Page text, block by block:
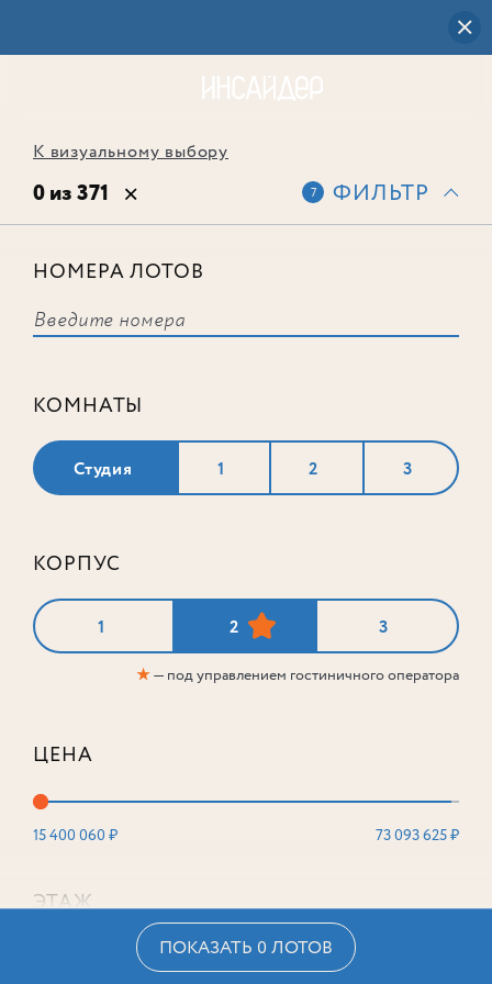
К визуальному выбору
0 из 371 7 ФИЛЬТР
НОМЕРА ЛОТОВ
КОМНАТЫ
Студия 1 2 3
КОРПУС
1 2 3
★— под управлением гостиничного оператора
ЦЕНА
15 400 060 ₽ 73 093 625 ₽
ЭТАЖ
ПОКАЗАТЬ 0 ЛОТОВ
соответствует ни одного лота